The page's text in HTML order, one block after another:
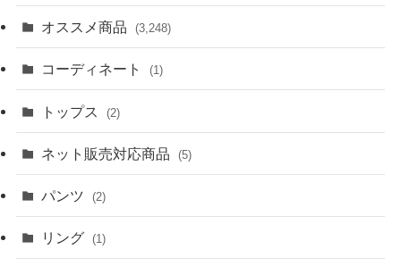
オススメ商品 (3,248)
コーディネート (1)
トップス (2)
ネット販売対応商品 (5)
パンツ (2)
リング (1)